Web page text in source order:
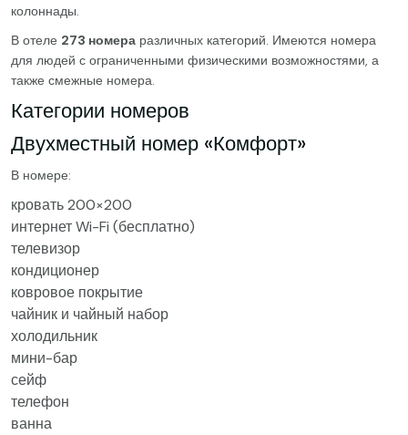
колоннады.
В отеле 273 номера различных категорий. Имеются номера
для людей с ограниченными физическими возможностями, а
также смежные номера.
Категории номеров
Двухместный номер «Комфорт»
В номере:
кровать 200×200
интернет Wi-Fi (бесплатно)
телевизор
кондиционер
ковровое покрытие
чайник и чайный набор
холодильник
мини-бар
сейф
телефон
ванна